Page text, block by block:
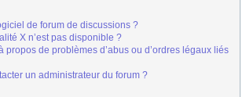
de forum de discussions ?
X n’est pas disponible ?
propos de problèmes d’abus ou d’ordres légaux liés
un administrateur du forum ?